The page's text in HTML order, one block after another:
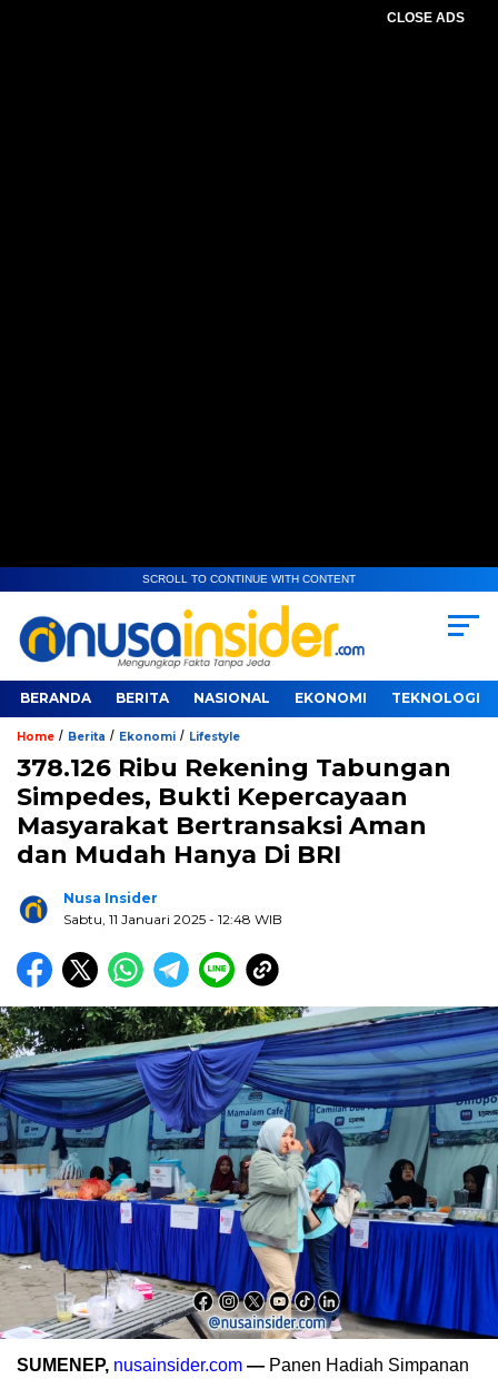
CLOSE ADS
SCROLL TO CONTINUE WITH CONTENT
BERANDA BERITA NASIONAL EKONOMI TEKNOLOGI
Home / Berita / Ekonomi / Lifestyle
378.126 Ribu Rekening Tabungan
Simpedes, Bukti Kepercayaan
Masyarakat Bertransaksi Aman
dan Mudah Hanya Di BRI
Nusa Insider
Sabtu, 11 Januari 2025 - 12:48 WIB
SUMENEP, nusainsider.com — Panen Hadiah Simpanan